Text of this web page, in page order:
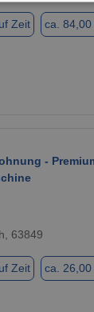
Zeit ca. 84,00
-
63849
Zeit ca. 26,00